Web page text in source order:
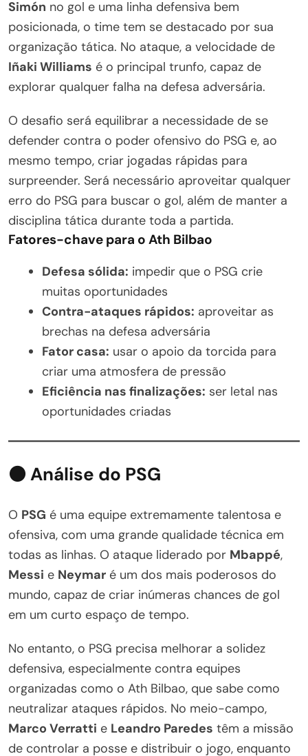
Simón no gol e uma linha defensiva bem
posicionada, o time tem se destacado por sua
organização tática. No ataque, a velocidade de
Iñaki Williams é o principal trunfo, capaz de
explorar qualquer falha na defesa adversária.
O desafio será equilibrar a necessidade de se
defender contra o poder ofensivo do PSG e, ao
mesmo tempo, criar jogadas rápidas para
surpreender. Será necessário aproveitar qualquer
erro do PSG para buscar o gol, além de manter a
disciplina tática durante toda a partida.
Fatores-chave para o Ath Bilbao
Defesa sólida: impedir que o PSG crie
muitas oportunidades
Contra-ataques rápidos: aproveitar as
brechas na defesa adversária
Fator casa: usar o apoio da torcida para
criar uma atmosfera de pressão
Eficiência nas finalizações: ser letal nas
oportunidades criadas
⚫ Análise do PSG
O PSG é uma equipe extremamente talentosa e
ofensiva, com uma grande qualidade técnica em
todas as linhas. O ataque liderado por Mbappé,
Messi e Neymar é um dos mais poderosos do
mundo, capaz de criar inúmeras chances de gol
em um curto espaço de tempo.
No entanto, o PSG precisa melhorar a solidez
defensiva, especialmente contra equipes
organizadas como o Ath Bilbao, que sabe como
neutralizar ataques rápidos. No meio-campo,
Marco Verratti e Leandro Paredes têm a missão
de controlar a posse e distribuir o jogo, enquanto